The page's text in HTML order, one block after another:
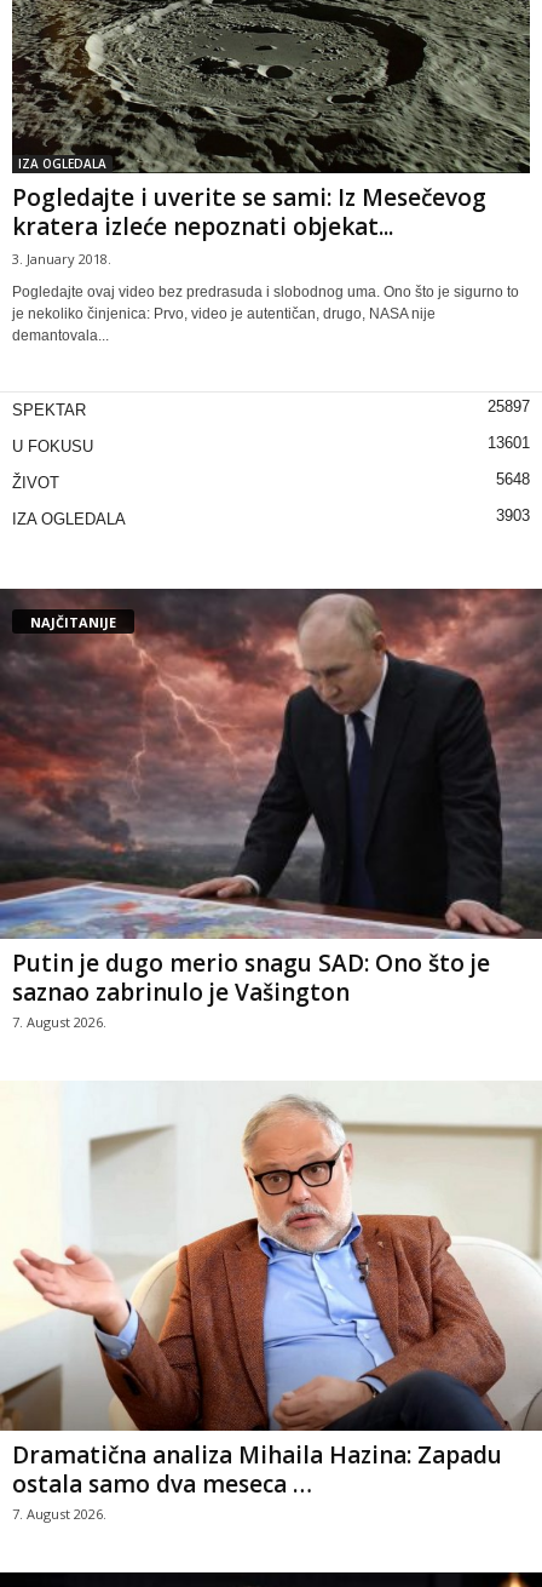
IZA OGLEDALA
Pogledajte i uverite se sami: Iz Mesečevog
kratera izleće nepoznati objekat...
3. January 2018.
Pogledajte ovaj video bez predrasuda i slobodnog uma. Ono što je sigurno to
je nekoliko činjenica: Prvo, video je autentičan, drugo, NASA nije
demantovala...
SPEKTAR 25897
U FOKUSU 13601
ŽIVOT 5648
IZA OGLEDALA 3903
NAJČITANIJE
Putin je dugo merio snagu SAD: Ono što je
saznao zabrinulo je Vašington
7. August 2026.
Dramatična analiza Mihaila Hazina: Zapadu
ostala samo dva meseca …
7. August 2026.